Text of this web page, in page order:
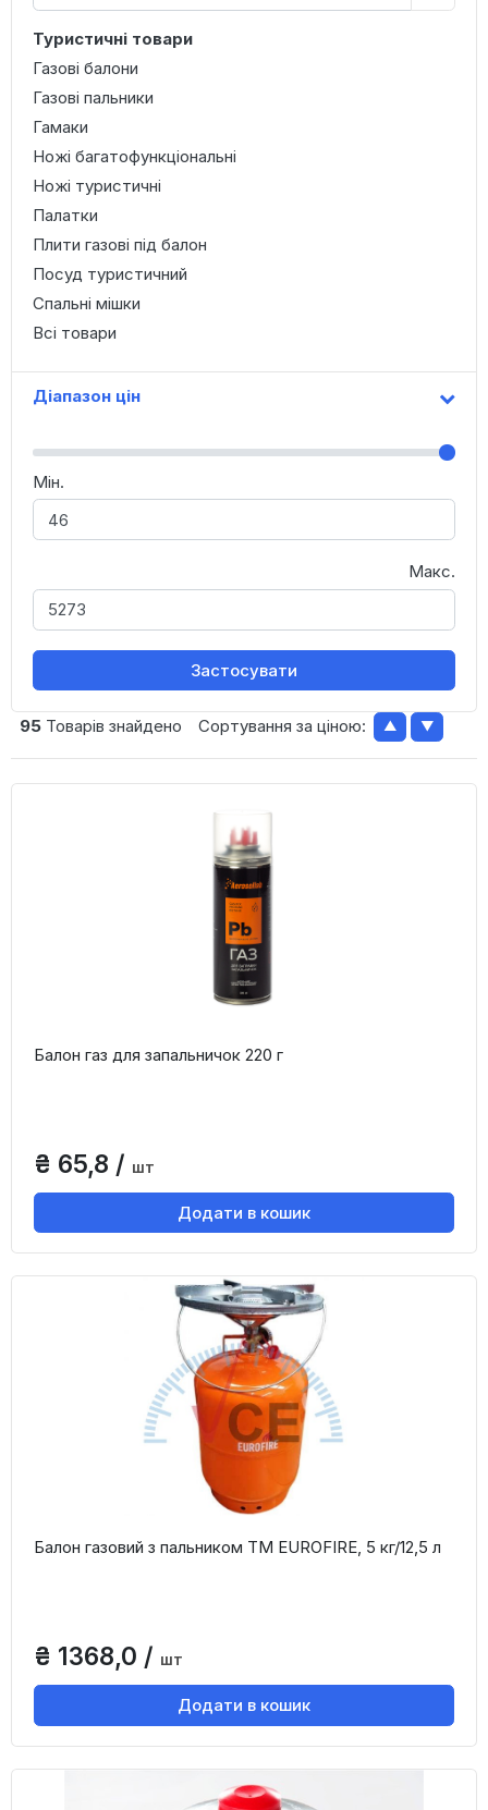
Туристичні товари
Газові балони
Газові пальники
Гамаки
Ножі багатофункціональні
Ножі туристичні
Палатки
Плити газові під балон
Посуд туристичний
Спальні мішки
Всі товари
Діапазон цін
Мін.
Макс.
Застосувати
95Товарів знайдено Сортування за ціною: ▲ ▼
Балон газ для запальничок 220 г
₴ 65,8 / шт
Додати в кошик
Балон газовий з пальником TM EUROFIRE, 5 кг/12,5 л
₴ 1368,0 / шт
Додати в кошик